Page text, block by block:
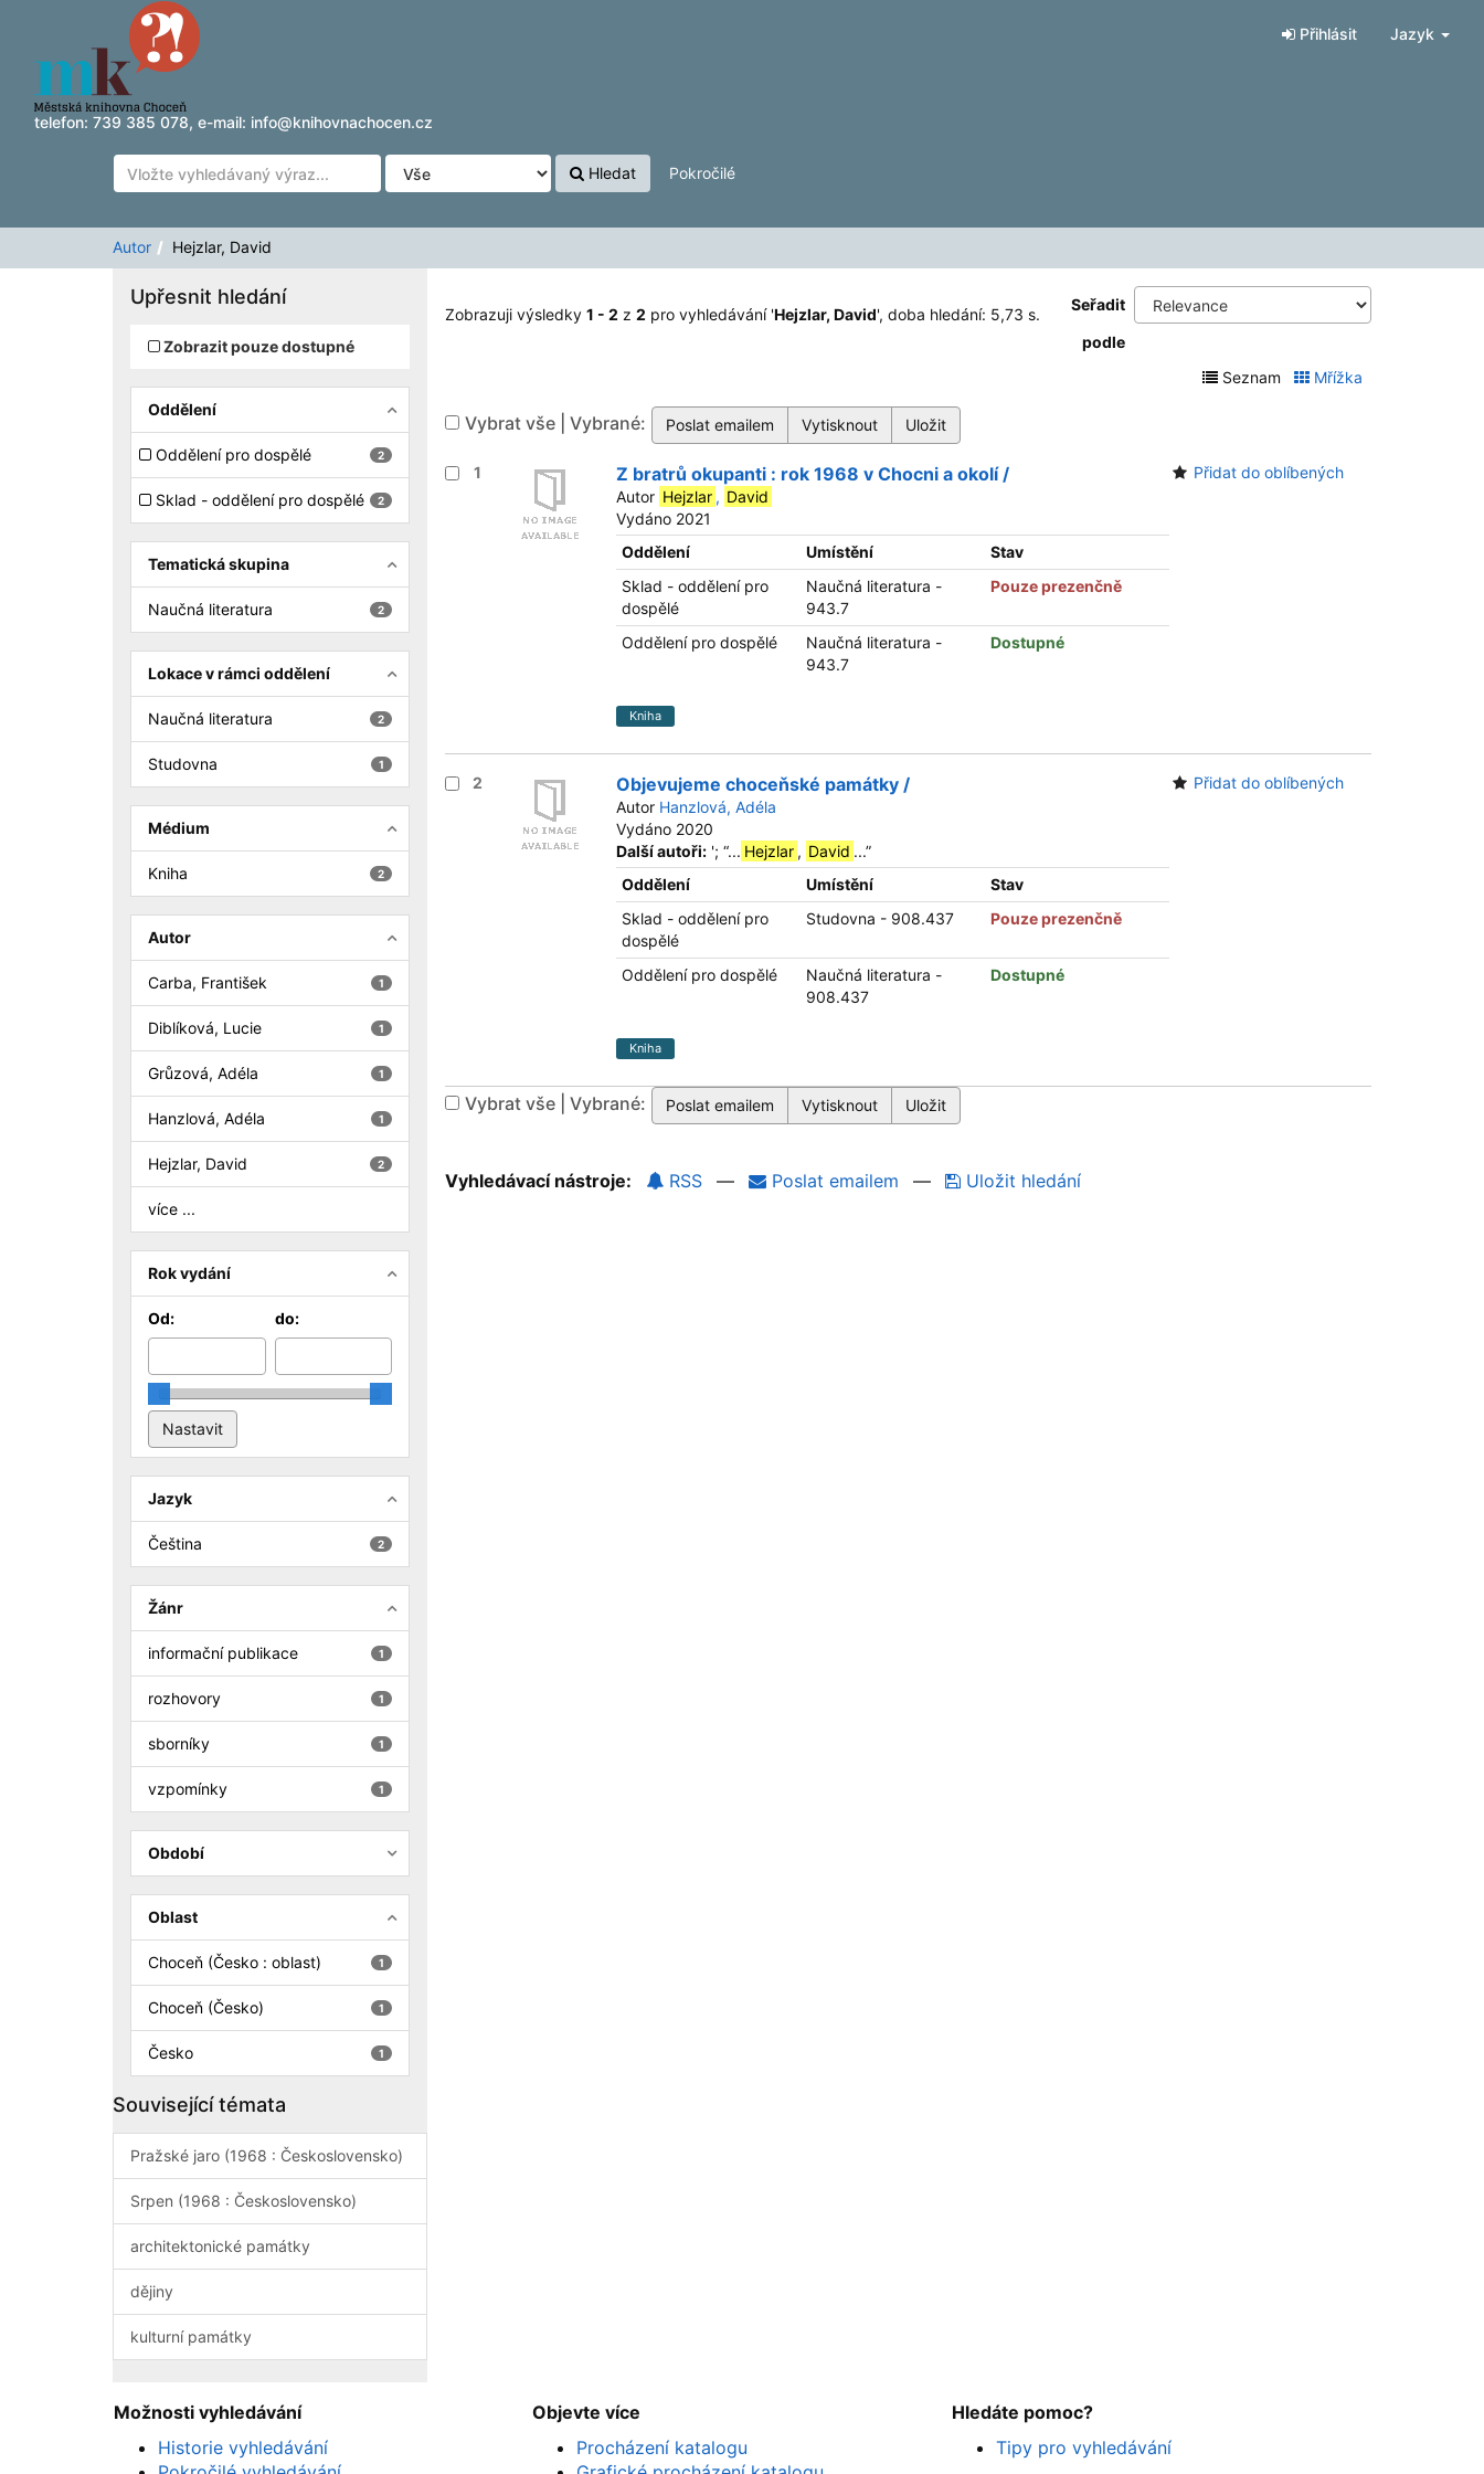
Zobrazuji výsledky1 - 2z2
Přeskočit na obsah
telefon: 739 385 078, e-mail: info@knihovnachocen.cz
Přihlásit Jazyk
Hledat Pokročilé
Autor Hejzlar, David
Zobrazuji výsledky 1 - 2 z 2 pro vyhledávání 'Hejzlar, David', doba hledání: 5,73 s.
Seřadit
podle
Seznam
Mřížka
Vybrat vše | Vybrané:
1 Z bratrů okupanti : rok 1968 v Chocni a okolí /
Autor Hejzlar , David
Vydáno 2021
Oddělení
Umístění
Stav
Sklad - oddělení pro
dospělé
Naučná literatura -
943.7
Pouze prezenčně
Oddělení pro dospělé
Naučná literatura -
943.7
Dostupné
Kniha
Přidat do oblíbených
2 Objevujeme choceňské památky /
Autor Hanzlová, Adéla
Vydáno 2020
Další autoři: '; “... Hejzlar , David ...”
Oddělení
Umístění
Stav
Sklad - oddělení pro
dospělé
Studovna - 908.437 Pouze prezenčně
Oddělení pro dospělé
Naučná literatura -
908.437
Dostupné
Kniha
Přidat do oblíbených
Vybrat vše | Vybrané:
Vyhledávací nástroje: RSS — Poslat emailem — Uložit hledání
Upřesnit hledání
Zobrazit pouze dostupné
Oddělení
2
Oddělení pro dospělé
2
Sklad - oddělení pro dospělé
Tematická skupina
2
Naučná literatura
Lokace v rámci oddělení
2
Naučná literatura
1
Studovna
Médium
2
Kniha
Autor
1
Carba, František
1
Diblíková, Lucie
1
Grůzová, Adéla
1
Hanzlová, Adéla
2
Hejzlar, David
více ...
Rok vydání
Od: do:
Jazyk
2
Čeština
Žánr
1
informační publikace
1
rozhovory
1
sborníky
1
vzpomínky
Období
Oblast
1
Choceň (Česko : oblast)
1
Choceň (Česko)
1
Česko
Související témata
Pražské jaro (1968 : Československo)
Srpen (1968 : Československo)
architektonické památky
dějiny
kulturní památky
Možnosti vyhledávání
Historie vyhledávání
Objevte více
Procházení katalogu
Hledáte pomoc?
Tipy pro vyhledávání